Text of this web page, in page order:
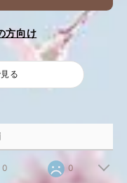
方向け
る
0 0